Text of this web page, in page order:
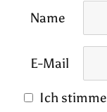
Name
E-Mail
Ich